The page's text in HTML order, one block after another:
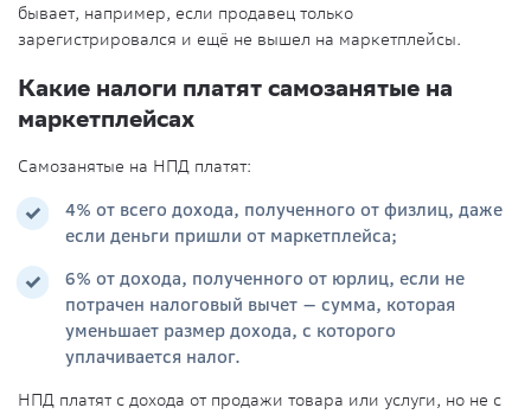
бывает, например, если продавец только
зарегистрировался и ещё не вышел на маркетплейсы.
Какие налоги платят самозанятые на
маркетплейсах
Самозанятые на НПД платят:
4% от всего дохода, полученного от физлиц, даже
если деньги пришли от маркетплейса;
6% от дохода, полученного от юрлиц, если не
потрачен налоговый вычет — сумма, которая
уменьшает размер дохода, с которого
уплачивается налог.
НПД платят с дохода от продажи товара или услуги, но не с